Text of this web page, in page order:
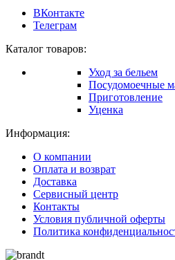
ВКонтакте
Телеграм
Каталог товаров:
Уход за бельем
Посудомоечные
Приготовление
Уценка
Информация:
О компании
Оплата и возврат
Доставка
Сервисный центр
Контакты
Условия публичной оферты
Политика